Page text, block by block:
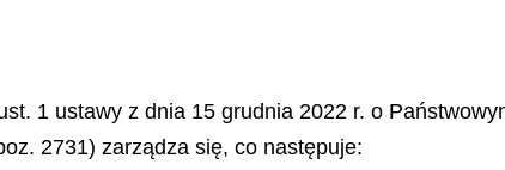
1 ustawy z dnia 15 grudnia 2022 r. o
2731) zarządza się, co następuje: